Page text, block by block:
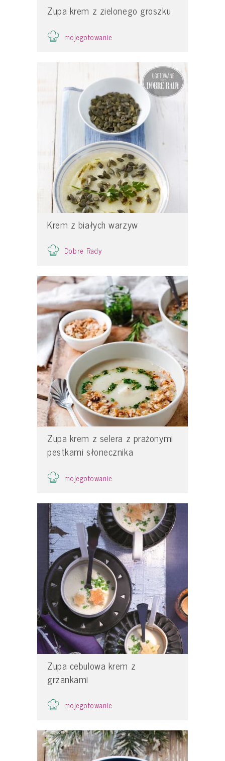
Zupa krem z zielonego groszku
mojegotowanie
Krem z białych warzyw
Dobre Rady
Zupa krem z selera z prażonymi
pestkami słonecznika
mojegotowanie
Zupa cebulowa krem z
grzankami
mojegotowanie